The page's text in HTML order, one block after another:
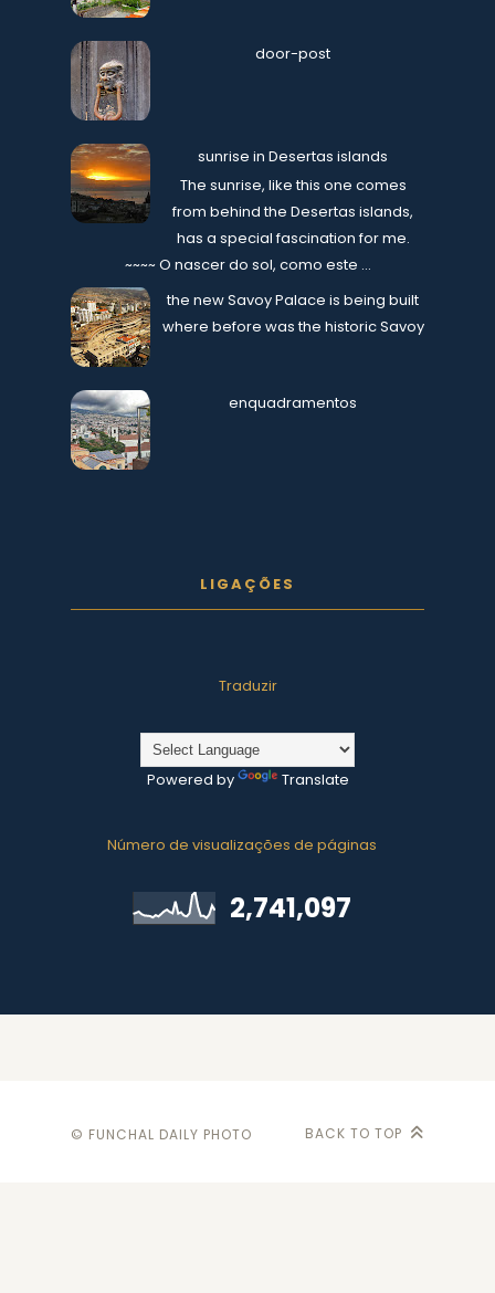
door-post
sunrise in Desertas islands
The sunrise, like this one comes
from behind the Desertas islands,
has a special fascination for me.
~~~~ O nascer do sol, como este ...
the new Savoy Palace is being built
where before was the historic Savoy
enquadramentos
LIGAÇÕES
Traduzir
Powered by Translate
Número de visualizações de páginas
2,741,097
© FUNCHAL DAILY PHOTO BACK TO TOP